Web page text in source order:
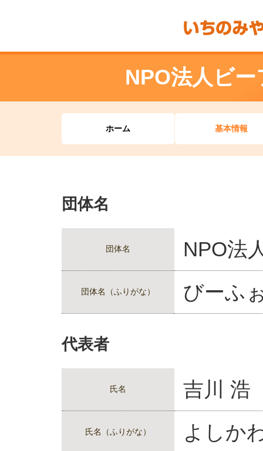
NPO法人ビ
ホーム 基本情報
団体名
団体名 NPO法
団体名（ふりがな） びーふ
代表者
氏名 吉川 浩
氏名（ふりがな） よしか